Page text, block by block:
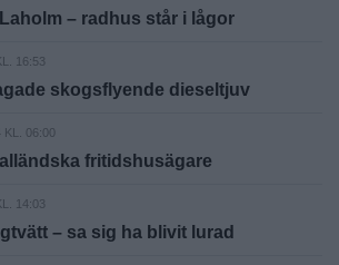
– radhus står i lågor
16:53
skogsflyende dieseltjuv
KL. 06:00
fritidshusägare
14:03
– sa sig ha blivit lurad